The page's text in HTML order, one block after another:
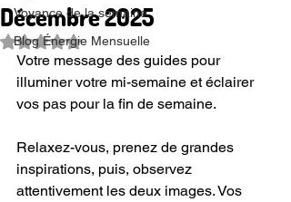
Voyance de la semaine
Blog Énergie Mensuelle
Décembre 2025
Noté NaN étoiles sur 5.
Votre message des guides pour
illuminer votre mi-semaine et éclairer
vos pas pour la fin de semaine.
Relaxez-vous, prenez de grandes
inspirations, puis, observez
attentivement les deux images. Vos